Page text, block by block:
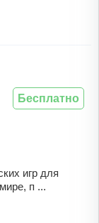
игр для
п ...
Бесплатно